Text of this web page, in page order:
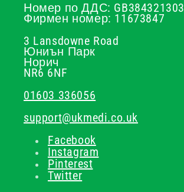
Номер по ДДС: GB384321303
Фирмен номер: 11673847
3 Lansdowne Road
Юниън Парк
Норич
NR6 6NF
01603 336056
support@ukmedi.co.uk
Facebook
Instagram
Pinterest
Twitter